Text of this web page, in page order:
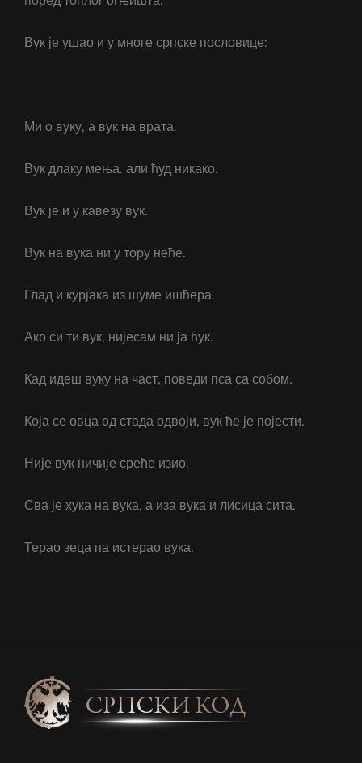
Вук је ушао и у многе српске пословице:
Ми о вуку, а вук на врата.
Вук длаку мења. али ћуд никако.
Вук је и у кавезу вук.
Вук на вука ни у тору неће.
Глад и курјака из шуме ишћера.
Ако си ти вук, нијесам ни ја ћук.
Кад идеш вуку на част, поведи пса са собом.
Која се овца од стада одвоји, вук ће је појести.
Није вук ничије среће изио.
Сва је хука на вука, а иза вука и лисица сита.
Терао зеца па истерао вука.